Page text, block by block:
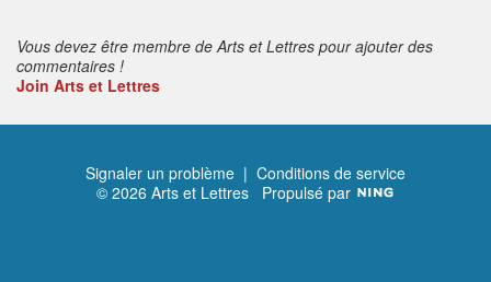
Vous devez être membre de Arts et Lettres pour ajouter des
commentaires !
Join Arts et Lettres
Signaler un problème | Conditions de service
© 2026 Arts et Lettres Propulsé par